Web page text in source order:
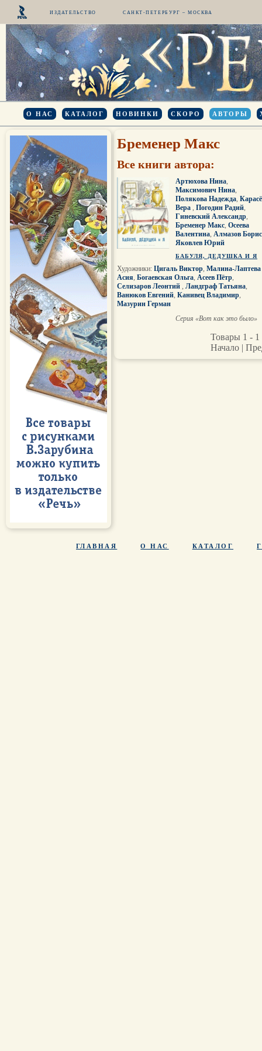
ИЗДАТЕЛЬСТВО САНКТ-ПЕТЕРБУРГ – МОСКВА
О НАС КАТАЛОГ НОВИНКИ СКОРО АВТОРЫ
Бременер Макс
Все книги автора:
Артюхова Нина,
Максимович Нина,
Полякова Надежда,
Вера , Погодин Радий,
Гиневский Александр,
Бременер Макс, Осеева
Валентина, Алмазов Борис
Яковлев Юрий
БАБУЛЯ, ДЕДУШКА И Я
Художники: Цигаль Виктор, Малина-Лаптева
Асия, Богаевская Ольга, Асеев Пётр,
Селизаров Леонтий , Ландграф Татьяна,
Ванюков Евгений, Канивец Владимир,
Мазурин Герман
Серия «Вот как это было»
Товары 1 - 1
Начало |
ГЛАВНАЯ О НАС КАТАЛОГ